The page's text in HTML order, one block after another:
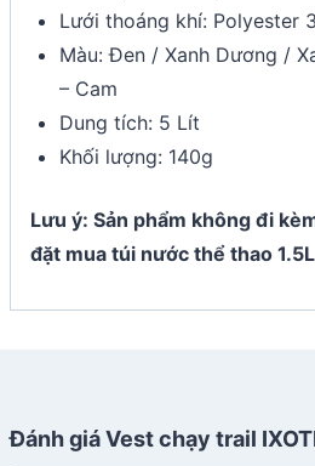
Lưới thoáng khí: Polyester
Màu: Đen / Xanh Dương /
– Cam
Dung tích: 5 Lít
Khối lượng: 140g
Lưu ý: Sản phẩm không đi
đặt mua túi nước thể thao
Đánh giá Vest chạy trail